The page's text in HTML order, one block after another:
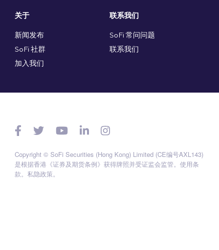
关于
新闻发布
SoFi 社群
加入我们
联系我们
SoFi 常问问题
联系我们
Copyright © SoFi Securities (Hong Kong) Limited (CE编号AXL143)
是根据香港《证券及期货条例》获得牌照并受证监会监管。 使用条
款。 私隐政策。